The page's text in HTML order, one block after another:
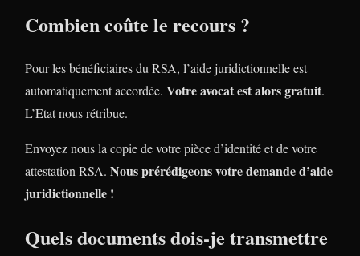
Combien coûte le recours ?
Pour les bénéficiaires du RSA, l’aide juridictionnelle est
automatiquement accordée. Votre avocat est alors gratuit.
L’Etat nous rétribue.
Envoyez nous la copie de votre pièce d’identité et de votre
attestation RSA. Nous prérédigeons votre demande d’aide
juridictionnelle !
Quels documents dois-je transmettre